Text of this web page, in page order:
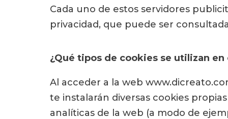
Cada uno de estos servidores
privacidad, que puede ser
¿Qué tipos de cookies se utilizan
Al acceder a la web
te instalarán diversas cookies
analíticas de la web (a modo de